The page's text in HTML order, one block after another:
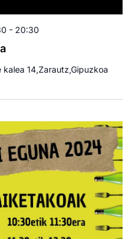
- 20:30
kalea 14,Zarautz,Gipuzkoa